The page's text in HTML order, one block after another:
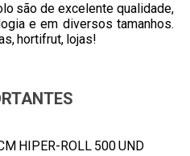
são de excelente qualidade,
e em diversos tamanhos.
hortifrut, lojas!
HIPER-ROLL 500 UND